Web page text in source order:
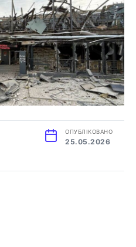
ОПУБЛІКОВАНО
25.05.2026